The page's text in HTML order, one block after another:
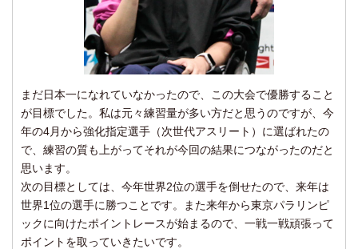
まだ日本一になれていなかったので、この大会で優勝すること
が目標でした。私は元々練習量が多い方だと思うのですが、今
年の4月から強化指定選手（次世代アスリート）に選ばれたの
で、練習の質も上がってそれが今回の結果につながったのだと
思います。
次の目標としては、今年世界2位の選手を倒せたので、来年は
世界1位の選手に勝つことです。また来年から東京パラリンピ
ックに向けたポイントレースが始まるので、一戦一戦頑張って
ポイントを取っていきたいです。